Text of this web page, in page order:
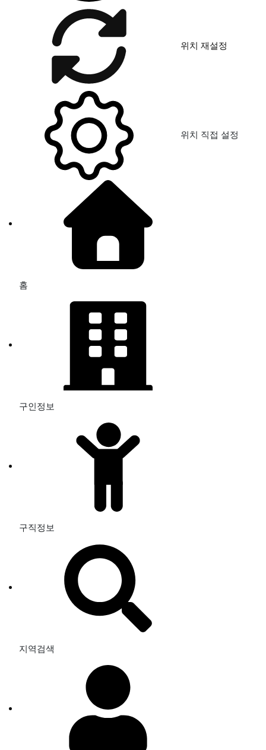
위치 재설정
위치 직접 설정
홈
구인정보
구직정보
지역검색